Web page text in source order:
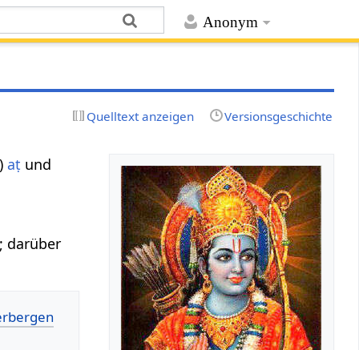
Anonym
Quelltext anzeigen Versionsgeschichte
) aṭ und
darüber